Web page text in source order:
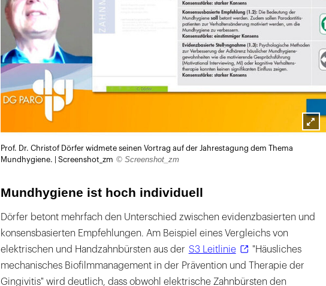
Prof. Dr. Christof Dörfer widmete seinen Vortrag auf der Jahrestagung dem Thema
Mundhygiene. | Screenshot_zm © Screenshot_zm
Mundhygiene ist hoch individuell
Dörfer betont mehrfach den Unterschied zwischen evidenzbasierten und
konsensbasierten Empfehlungen. Am Beispiel eines Vergleichs von
elektrischen und Handzahnbürsten aus der S3 Leitlinie
"Häusliches
mechanisches Biofilmmanagement in der Prävention und Therapie der
Gingivitis" wird deutlich, dass obwohl elektrische Zahnbürsten den